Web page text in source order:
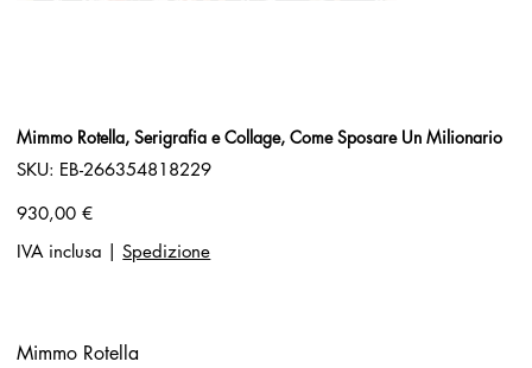
Mimmo Rotella, Serigrafia e Collage, Come Sposare Un Milionario
SKU:
SKU
EB-
EB-266354818229
Prezzo
930,00 €
IVA inclusa
Spedizione
Mimmo Rotella